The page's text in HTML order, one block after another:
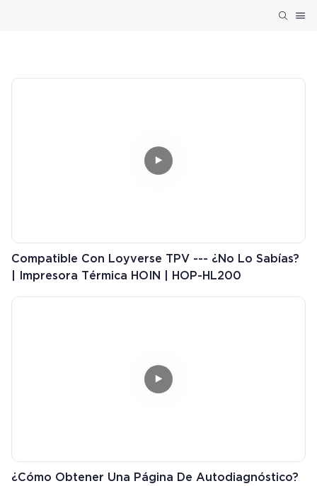
Compatible Con Loyverse TPV --- ¿No Lo Sabías?
| Impresora Térmica HOIN | HOP-HL200
¿Cómo Obtener Una Página De Autodiagnóstico?